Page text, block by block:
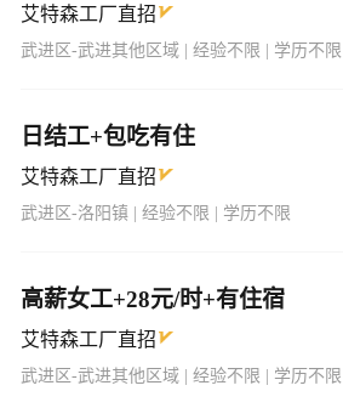
艾特森工厂直招
武进区-武进其他区域 | 经验不限 | 学历不限
日结工+包吃有住
艾特森工厂直招
武进区-洛阳镇 | 经验不限 | 学历不限
高薪女工+28元/时+有住宿
艾特森工厂直招
武进区-武进其他区域 | 经验不限 | 学历不限